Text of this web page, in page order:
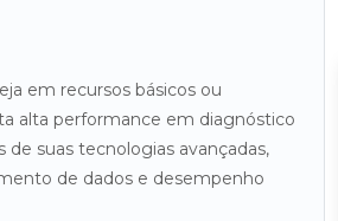
em recursos básicos ou
alta performance em diagnóstico
de suas tecnologias avançadas,
de dados e desempenho